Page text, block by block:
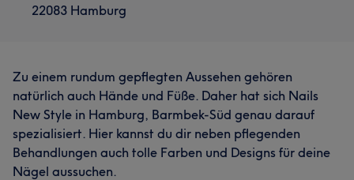
22083 Hamburg
Zu einem rundum gepflegten Aussehen gehören
natürlich auch Hände und Füße. Daher hat sich Nails
New Style in Hamburg, Barmbek-Süd genau darauf
spezialisiert. Hier kannst du dir neben pflegenden
Behandlungen auch tolle Farben und Designs für deine
Nägel aussuchen.